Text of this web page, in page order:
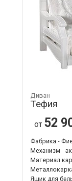
Диван
Тефия
от 52
Фабрика -
Механизм -
Материал
Ящик для